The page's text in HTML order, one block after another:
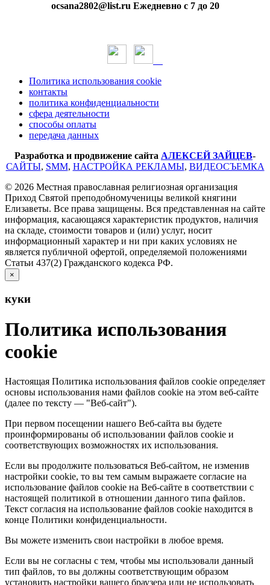
ocsana2802@list.ru Ежедневно с 7 до 20
Политика использования cookie
контакты
политика конфиденциальности
сфера деятельности
способы оплаты
передача данных
Разработка и продвижение сайта АЛЕКСЕЙ ЗАЙЦЕВ-
САЙТЫ, SMM, НАСТРОЙКА РЕКЛАМЫ, ВИДЕОСЪЕМКА
© 2026 Местная православная религиозная организация
Приход Святой преподобномученицы великой княгини
Елизаветы. Все права защищены. Вся представленная на сайте
информация, касающаяся характеристик продуктов, наличия
на складе, стоимости товаров и (или) услуг, носит
информационный характер и ни при каких условиях не
является публичной офертой, определяемой положениями
Статьи 437(2) Гражданского кодекса РФ.
×
куки
Политика использования
cookie
Настоящая Политика использования файлов cookie определяет
основы использования нами файлов cookie на этом веб-сайте
(далее по тексту — "Веб-сайт").
При первом посещении нашего Веб-сайта вы будете
проинформированы об использовании файлов cookie и
соответствующих возможностях их использования.
Если вы продолжите пользоваться Веб-сайтом, не изменив
настройки cookie, то вы тем самым выражаете согласие на
использование файлов cookie на Веб-сайте в соответствии с
настоящей политикой в отношении данного типа файлов.
Текст согласия на использование файлов cookie находится в
конце Политики конфиденциальности.
Вы можете изменить свои настройки в любое время.
Если вы не согласны с тем, чтобы мы использовали данный
тип файлов, то вы должны соответствующим образом
установить настройки вашего браузера или не использовать